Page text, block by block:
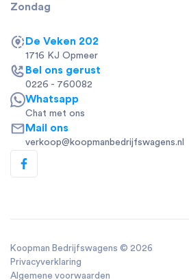
Zondag
De Veken 202
1716 KJ Opmeer
Bel ons gerust
0226 - 760082
Whatsapp
Chat met ons
Mail ons
verkoop@koopmanbedrijfswagens.nl
Koopman Bedrijfswagens © 2026
Privacyverklaring
Algemene voorwaarden